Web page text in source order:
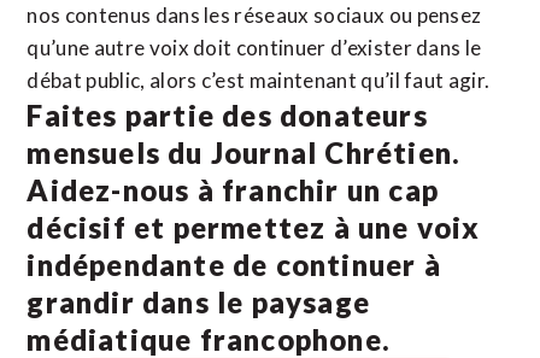
nos contenus dans les réseaux sociaux ou pensez
qu’une autre voix doit continuer d’exister dans le
débat public, alors c’est maintenant qu’il faut agir.
Faites partie des donateurs
mensuels du Journal Chrétien.
Aidez-nous à franchir un cap
décisif et permettez à une voix
indépendante de continuer à
grandir dans le paysage
médiatique francophone.